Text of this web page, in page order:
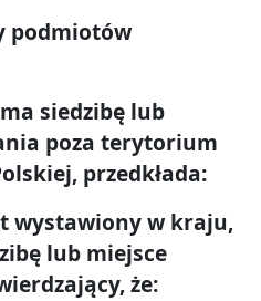
podmiotów
siedzibę lub
poza terytorium
przedkłada:
wystawiony w kraju,
lub miejsce
że: